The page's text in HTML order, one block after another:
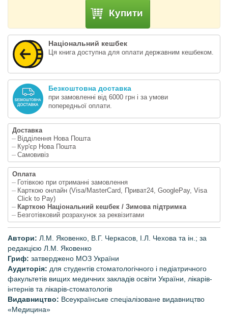
Купити
Національний кешбек
Ця книга доступна для оплати державним кешбеком.
Безкоштовна доставка
при замовленні від 6000 грн і за умови
попередньої оплати.
Доставка
Відділення Нова Пошта
Кур'єр Нова Пошта
Самовивіз
Оплата
Готівкою при отриманні замовлення
Карткою онлайн (Visa/MasterCard, Приват24, GooglePay, Visa
Click to Pay)
Карткою Національний кешбек / Зимова підтримка
Безготівковий розрахунок за реквізитами
Автори: Л.М. Яковенко, В.Г. Черкасов, І.Л. Чехова та ін.; за
редакцією Л.М. Яковенко
Гриф: затверджено МОЗ України
Аудиторія: для студентів стоматологічного і педіатричного
факультетів вищих медичних закладів освіти України, лікарів­
інтернів та лікарів­-стоматологів
Видавництво: Всеукраїнське спеціалізоване видавництво
«Медицина»